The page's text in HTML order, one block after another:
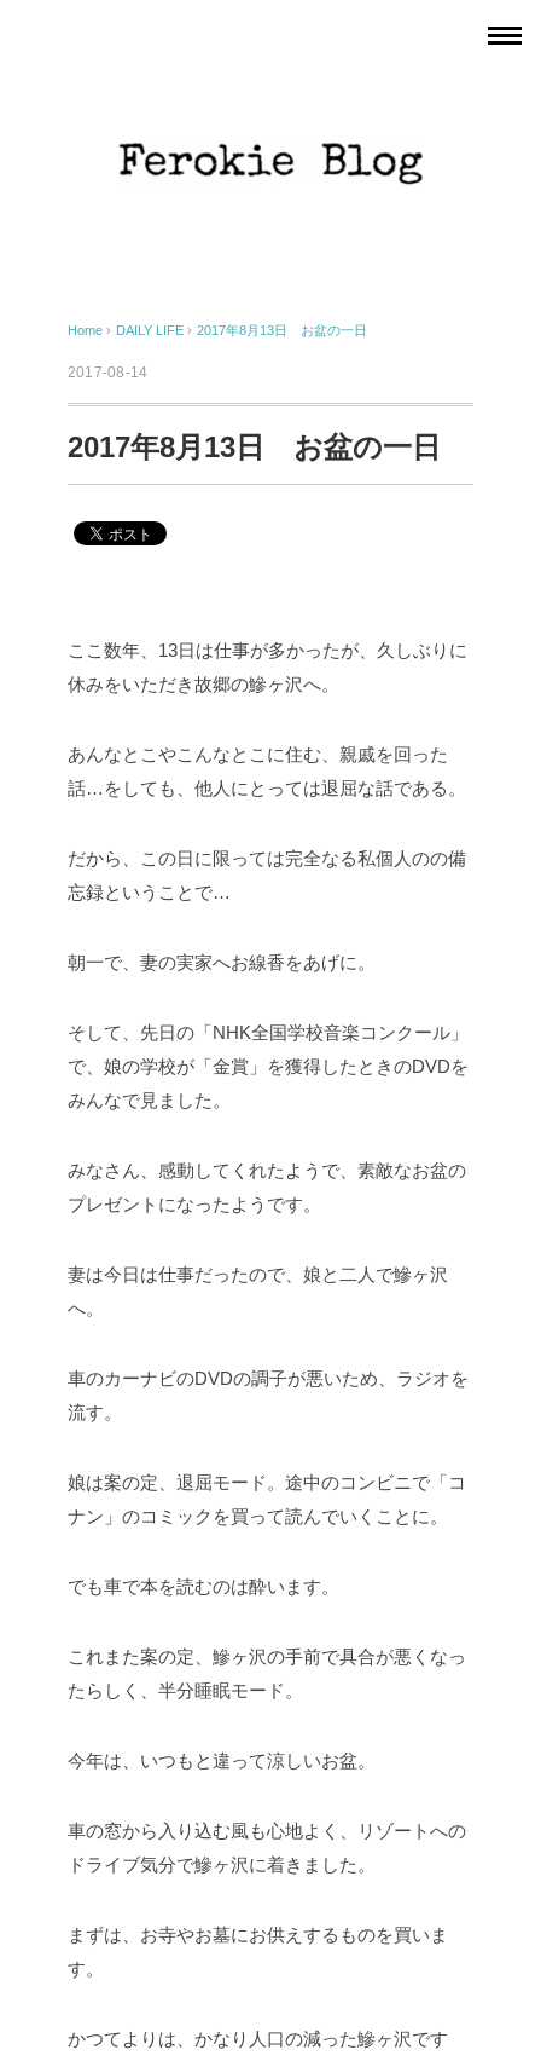
Home › DAILY LIFE › 2017年8月13日 お盆の一日
2017-08-14
2017年8月13日 お盆の一日
ここ数年、13日は仕事が多かったが、久しぶりに
休みをいただき故郷の鰺ヶ沢へ。
あんなとこやこんなとこに住む、親戚を回った
話…をしても、他人にとっては退屈な話である。
だから、この日に限っては完全なる私個人のの備
忘録ということで…
朝一で、妻の実家へお線香をあげに。
そして、先日の「NHK全国学校音楽コンクール」
で、娘の学校が「金賞」を獲得したときのDVDを
みんなで見ました。
みなさん、感動してくれたようで、素敵なお盆の
プレゼントになったようです。
妻は今日は仕事だったので、娘と二人で鰺ヶ沢
へ。
車のカーナビのDVDの調子が悪いため、ラジオを
流す。
娘は案の定、退屈モード。途中のコンビニで「コ
ナン」のコミックを買って読んでいくことに。
でも車で本を読むのは酔います。
これまた案の定、鰺ヶ沢の手前で具合が悪くなっ
たらしく、半分睡眠モード。
今年は、いつもと違って涼しいお盆。
車の窓から入り込む風も心地よく、リゾートへの
ドライブ気分で鰺ヶ沢に着きました。
まずは、お寺やお墓にお供えするものを買いま
す。
かつてよりは、かなり人口の減った鰺ヶ沢です